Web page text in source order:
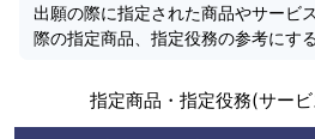
出願の際に指定された商品やサービ
際の指定商品、指定役務の参考にす
指定商品・指定役務(サー